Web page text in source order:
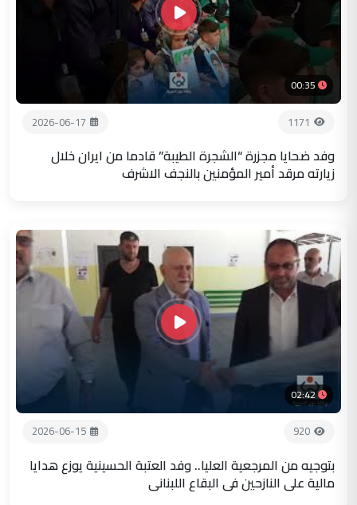
00:35
1171
2026-06-17
وفد ضحايا مجزرة “الشجرة الطيبة” قادما من ايران خلال
زيارته مرقد أمير المؤمنين بالنجف الاشرف
02:42
920
2026-06-15
بتوجيه من المرجعية العليا.. وفد العتبة الحسينية يوزع هدايا
مالية على النازحين في البقاع اللبناني